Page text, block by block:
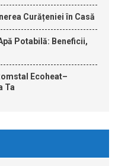
Curățeniei în Casă
Potabilă: Beneficii,
Ecoheat–
Ta